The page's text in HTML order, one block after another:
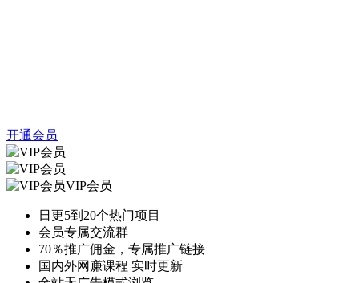
开通会员
VIP会员
日更5到20个热门项目
会员专属交流群
70％推广佣金，专属推广链接
国内外网赚课程 实时更新